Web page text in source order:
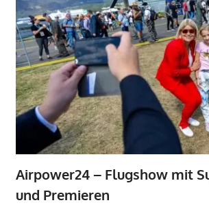
Airpower24 – Flugshow mit
und Premieren